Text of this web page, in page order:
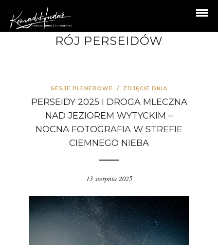
RÓJ PERSEIDÓW
SESJE PLENEROWE / ZDJĘCIE DNIA
PERSEIDY 2025 I DROGA MLECZNA
NAD JEZIOREM WYTYCKIM –
NOCNA FOTOGRAFIA W STREFIE
CIEMNEGO NIEBA
13 sierpnia 2025